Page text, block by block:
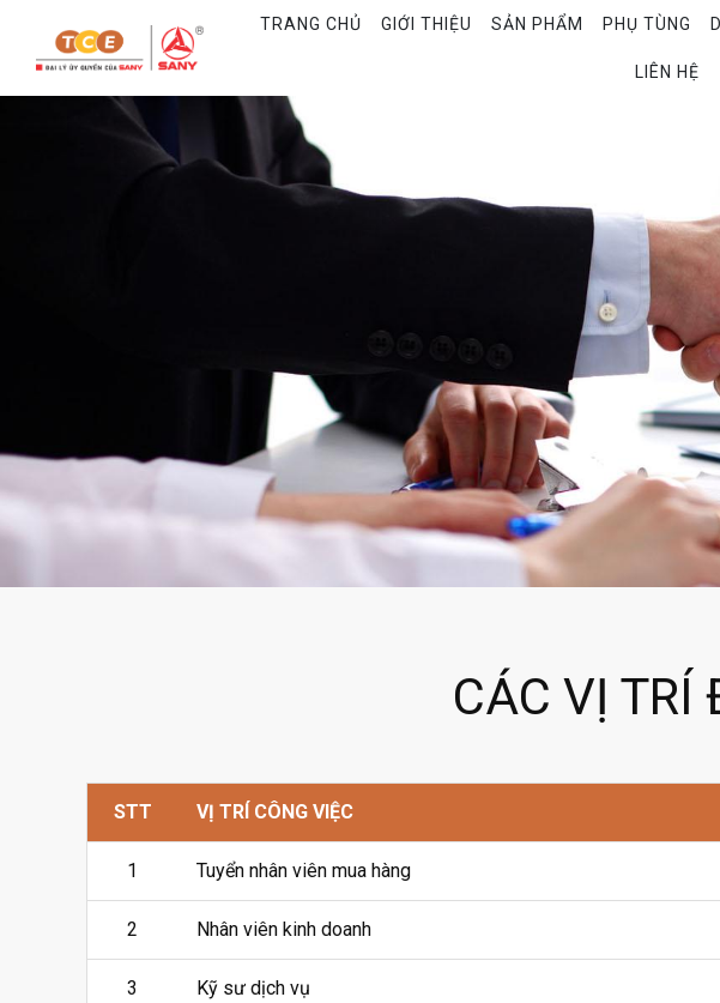
TRANG CHỦ GIỚI THIỆU SẢN PHẨM PHỤ TÙNG
LIÊN HỆ
CÁC VỊ TRÍ
STT VỊ TRÍ CÔNG VIỆC
1 Tuyển nhân viên mua hàng
2 Nhân viên kinh doanh
3 Kỹ sư dịch vụ